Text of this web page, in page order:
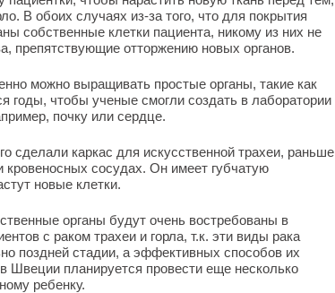
В обоих случаях из-за того, что для покрытия
собственные клетки пациента, никому из них не
препятствующие отторжению новых органов.
можно выращивать простые органы, такие как
годы, чтобы ученые смогли создать в лаборатории
почку или сердце.
сделали каркас для искусственной трахеи, раньше
кровеносных сосудах. Он имеет губчатую
новые клетки.
органы будут очень востребованы в
с раком трахеи и горла, т.к. эти виды рака
поздней стадии, а эффективных способов их
Швеции планируется провести еще несколько
ребенку.